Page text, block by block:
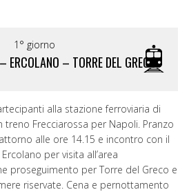
1° giorno
ERCOLANO – TORRE DEL GRECO
alla stazione ferroviaria di
treno Frecciarossa per Napoli. Pranzo
alle ore 14.15 e incontro con il
per visita all’area
proseguimento per Torre del Greco e
riservate. Cena e pernottamento